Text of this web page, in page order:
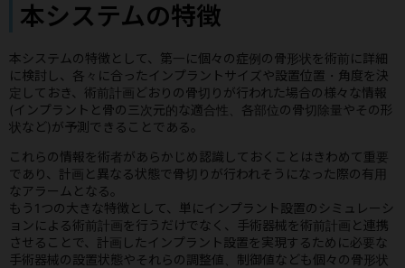
本システムの特徴
本システムの特徴として、第一に個々の症例の骨形状を術前に詳細
に検討し、各々に合ったインプラントサイズや設置位置・角度を決
定しておき、術前計画どおりの骨切りが行われた場合の様々な情報
(インプラントと骨の三次元的な適合性、各部位の骨切除量やその形
状など)が予測できることである。
これらの情報を術者があらかじめ認識しておくことはきわめて重要
であり、計画と異なる状態で骨切りが行われそうになった際の有用
なアラームとなる。
もう1つの大きな特徴として、単にインプラント設置のシミュレーシ
ョンによる術前計画を行うだけでなく、手術器械を術前計画と連携
させることで、計画したインプラント設置を実現するために必要な
手術器械の設置状態やそれらの調整値、制御値なども個々の骨形状